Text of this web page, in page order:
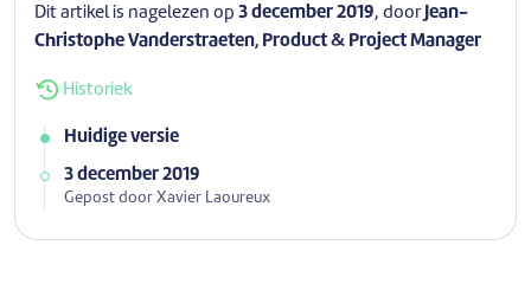
Dit artikel is nagelezen op 3 december 2019, door Jean-
Christophe Vanderstraeten, Product & Project Manager
Historiek
Huidige versie
3 december 2019
Gepost door Xavier Laoureux